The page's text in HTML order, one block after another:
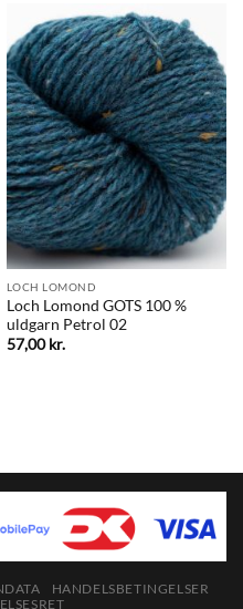
LOCH LOMOND
Loch Lomond GOTS 100 %
uldgarn Petrol 02
57,00kr.
HANDELSBETINGELSER